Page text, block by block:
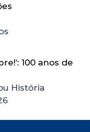
100 anos de
História